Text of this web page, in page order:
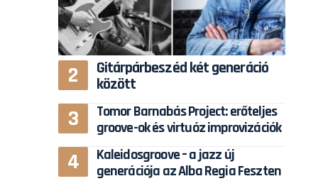
Gitárpárbeszéd két generáció
között
Tomor Barnabás Project: erőteljes
groove-ok és virtuóz improvizációk
Kaleidosgroove – a jazz új
generációja az Alba Regia Feszten